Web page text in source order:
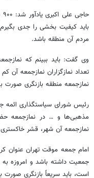
باید کیفیت بخشی را جدی
مردم آن منطقه باشد.
وی گفت: باید ببینم که
تعداد نمازگزاران نمازجمعه آن
نمازجمعه منطقه بازنگری صورت
رئیس شورای سیاستگذاری ائمه
مذهبی‌ها و … در نمازجمعه
نمازجمعه آن شهر، قشر
است، باید سریعاً بازنگری صورت